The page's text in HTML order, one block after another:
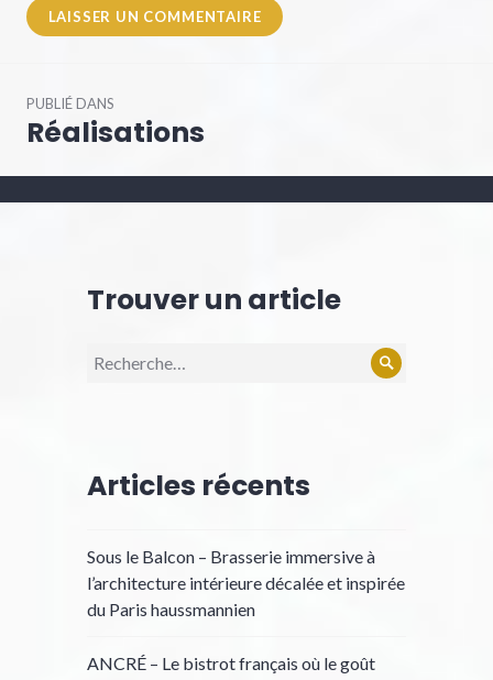
dePUBLIÉ DANS
Réalisations
Trouver un article
Recherche
Rechercher
Articles récents
Sous le Balcon – Brasserie immersive à
l’architecture intérieure décalée et inspirée
du Paris haussmannien
ANCRÉ – Le bistrot français où le goût